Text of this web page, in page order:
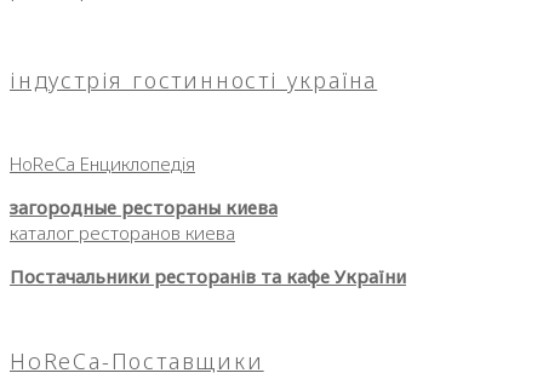
індустрія гостинності україна
HoReCa Енциклопедія
загородные рестораны киева
каталог ресторанов киева
Постачальники ресторанів та кафе України
HoReCa-Поставщики